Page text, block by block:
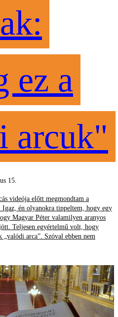
ez a
arcuk"
15.
videója előtt megmondtam a
én olyanokra tippeltem, hogy egy
Magyar Péter valamilyen aranyos
Teljesen egyértelmű volt, hogy
arca”. Szóval ebben nem